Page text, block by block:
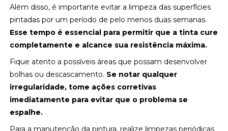
Além disso, é importante evitar a limpeza das superfícies
pintadas por um período de pelo menos duas semanas.
Esse tempo é essencial para permitir que a tinta cure
completamente e alcance sua resistência máxima.
Fique atento a possíveis áreas que possam desenvolver
bolhas ou descascamento. Se notar qualquer
irregularidade, tome ações corretivas
imediatamente para evitar que o problema se
espalhe.
Para a manutenção da pintura, realize limpezas periódicas